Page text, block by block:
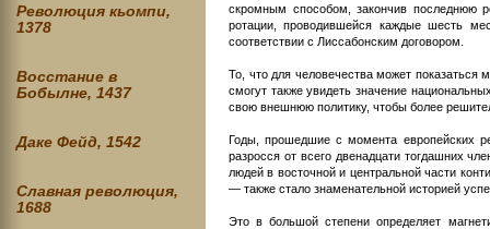
Революция кьомпи,
1378
Восстание в
Бобылне, 1437
Даке Фейд, 1542
Славная революция,
1688
скромным способом, закончив последнюю
ротации, проводившейся каждые шесть
соответствии с Лиссабонским договором.
То, что для человечества может
смогут также увидеть значение
свою внешнюю политику, чтобы более
Годы, прошедшие с момента европейских
разросся от всего двенадцати тогдашних
людей в восточной и центральной части
— также стало знаменательной историей
Это в большой степени определяет